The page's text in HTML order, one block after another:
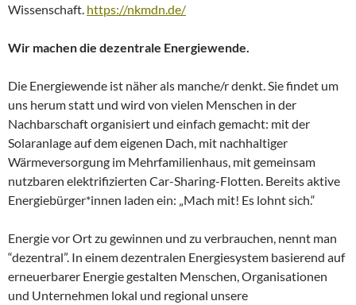
Wissenschaft. https://nkmdn.de/
Wir machen die dezentrale Energiewende.
Die Energiewende ist näher als manche/r denkt. Sie findet um
uns herum statt und wird von vielen Menschen in der
Nachbarschaft organisiert und einfach gemacht: mit der
Solaranlage auf dem eigenen Dach, mit nachhaltiger
Wärmeversorgung im Mehrfamilienhaus, mit gemeinsam
nutzbaren elektrifizierten Car-Sharing-Flotten. Bereits aktive
Energiebürger*innen laden ein: „Mach mit! Es lohnt sich.“
Energie vor Ort zu gewinnen und zu verbrauchen, nennt man
“dezentral”. In einem dezentralen Energiesystem basierend auf
erneuerbarer Energie gestalten Menschen, Organisationen
und Unternehmen lokal und regional unsere